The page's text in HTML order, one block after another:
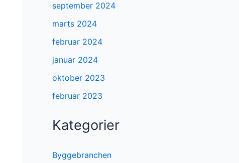
september 2024
marts 2024
februar 2024
januar 2024
oktober 2023
februar 2023
Kategorier
Byggebranchen